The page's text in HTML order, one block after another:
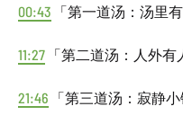
00:43 「第一道汤：汤里
11:27 「第二道汤：人外
21:46 「第三道汤：寂静